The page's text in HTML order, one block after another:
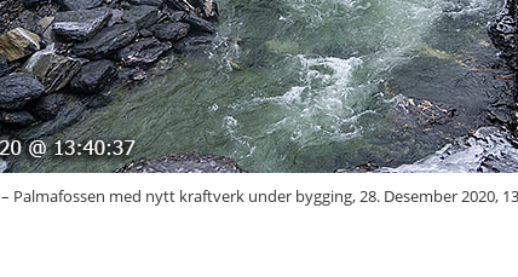
– Palmafossen med nytt kraftverk under bygging, 28. Desember 2020,